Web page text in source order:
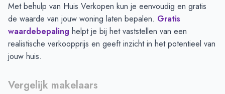
Met behulp van Huis Verkopen kun je eenvoudig en gratis
de waarde van jouw woning laten bepalen. Gratis
waardebepaling helpt je bij het vaststellen van een
realistische verkoopprijs en geeft inzicht in het potentieel van
jouw huis.
Vergelijk makelaars